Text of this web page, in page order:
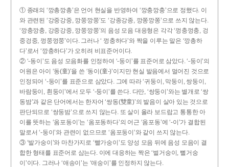
① 종래의 ‘깡총깡총’은 언어 현실을 반영하여 ‘깡충깡충’으로 정했다. 이
와 관련된 ‘강중강중, 깡쭝깡쭝’도 ‘강종강종, 깡쫑깡쫑’으로 쓰지 않는다.
‘깡충깡충, 강중강중, 깡쭝깡쭝’의 음성 모음 대응형은 각각 ‘껑충껑충, 겅
중겅중, 껑쭝껑쭝’이다. 그러나 ‘ 껑충하다’와 짝을 이루는 말은 ‘깡총하
다’로서 ‘깡충하다’가 오히려 비표준어이다.
② ‘-동이’도 음성 모음화를 인정하여 ‘-둥이’를 표준어로 삼았다. ‘-둥이’의
어원은 아이 ‘동(童)’을 쓴 ‘동이(童-)’이지만 현실 발음에서 멀어진 것으로
인정되어 ‘-둥이’를 표준으로 삼았다. 그에 따라 ‘귀둥이, 막둥이, 쌍둥이,
바람둥이, 흰둥이’에서 모두 ‘-둥이’를 쓴다. 다만, ‘쌍둥이’와는 별개로 ‘쌍
동밤’과 같은 단어에서는 한자어 ‘쌍동(雙童)’의 발음이 살아 있는 것으로
판단되므로 ‘쌍둥밤’으로 쓰지 않는다. 또 살이 올라 보드랍고 통통한 아
이를 뜻하는 ‘옴포동이’는 ‘옴포동하다’의 어근 ‘옴포동’에 ‘-이’가 결합된
말로서 ‘-둥이’와 관련이 없으므로 ‘옴포둥이’와 같이 쓰지 않는다.
③ ‘발가숭이’와 마찬가지로 ‘빨가숭이’도 양성 모음 뒤에 음성 모음이 결
합한 형태를 표준어로 삼는다. 이에 대응하는 짝은 ‘벌거숭이, 뻘거숭
이’이다. 그러나 ‘애송이’는 ‘애숭이’를 인정하지 않는다.